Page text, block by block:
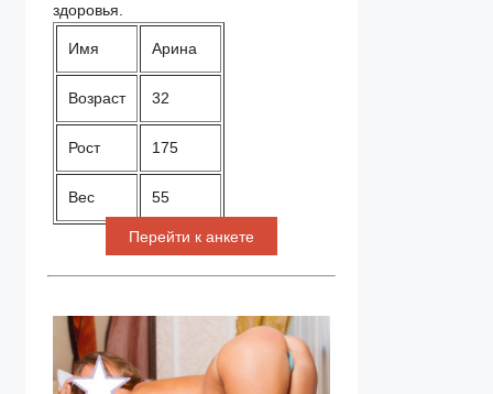
здоровья.
Имя Арина
Возраст 32
Рост 175
Вес 55
Перейти к анкете